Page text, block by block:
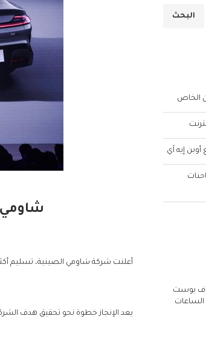
شاومي تسلم 20 ألف
أعلنت شركة شاومي الصينية، تسليم أكثر من 20 ألف سيارة من طرازها الكهربائي الأول “إس يو 7” خلال شهر
يعد الإنجاز خطوة نحو تحقيق هدف الشركة الطموح بتسليم 100 ألف
البحث
الخاص
على الشاحنات
الساعات